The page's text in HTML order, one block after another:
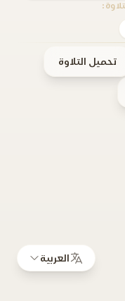
تحميل التلاوة
العربية